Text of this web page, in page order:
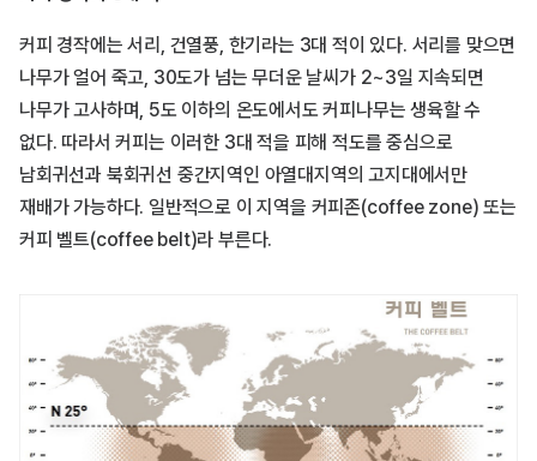
커피 경작에는 서리, 건열풍, 한기라는 3대 적이 있다. 서리를 맞으면
나무가 얼어 죽고, 30도가 넘는 무더운 날씨가 2~3일 지속되면
나무가 고사하며, 5도 이하의 온도에서도 커피나무는 생육할 수
없다. 따라서 커피는 이러한 3대 적을 피해 적도를 중심으로
남회귀선과 북회귀선 중간지역인 아열대지역의 고지대에서만
재배가 가능하다. 일반적으로 이 지역을 커피존(coffee zone) 또는
커피 벨트(coffee belt)라 부른다.